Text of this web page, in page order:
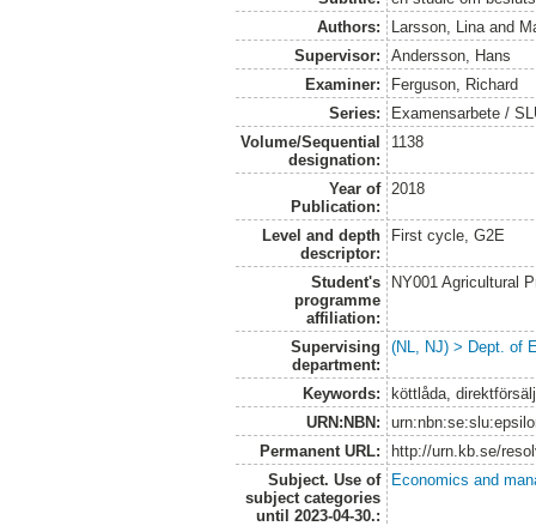
Authors:
Larsson, Lina and
Supervisor:
Andersson, Hans
Examiner:
Ferguson, Richard
Series:
Examensarbete /
Volume/Sequential
designation:
1138
Year of
Publication:
2018
Level and depth
descriptor:
First cycle, G2E
Student's
programme
affiliation:
NY001 Agricultural
Supervising
department:
(NL, NJ) > Dept. of
Keywords:
köttlåda,
URN:NBN:
Permanent URL:
http://urn.kb.se/
Subject. Use of
subject categories
until 2023-04-30.:
Economics and